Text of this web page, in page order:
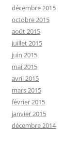
décembre 2015
octobre 2015
août 2015
juillet 2015
juin 2015
mai 2015
avril 2015
mars 2015
février 2015
janvier 2015
décembre 2014